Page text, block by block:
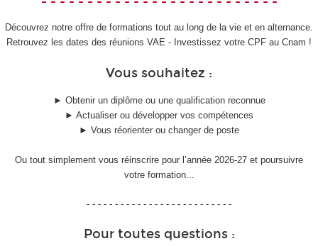
Découvrez notre offre de formations tout au long de la vie et en alternance.
Retrouvez les dates des réunions VAE - Investissez votre CPF au Cnam !
Vous souhaitez :
► Obtenir un diplôme ou une qualification reconnue
► Actualiser ou développer vos compétences
► Vous réorienter ou changer de poste
Ou tout simplement vous réinscrire pour l’année 2026-27 et poursuivre
votre formation...
- - - - - - - - - - - - - - - - - - - - - - - - - -
Pour toutes questions :